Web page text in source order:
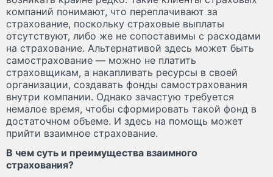
компаний понимают, что переплачивают за
страхование, поскольку страховые выплаты
отсутствуют, либо же не сопоставимы с расходами
на страхование. Альтернативой здесь может быть
самострахование — можно не платить
страховщикам, а накапливать ресурсы в своей
организации, создавать фонды самострахования
внутри компании. Однако зачастую требуется
немалое время, чтобы сформировать такой фонд в
достаточном объеме. И здесь на помощь может
прийти взаимное страхование.
В чем суть и преимущества взаимного
страхования?